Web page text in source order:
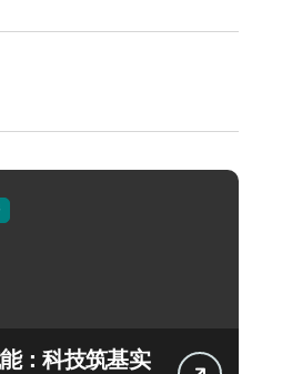
：科技筑基实